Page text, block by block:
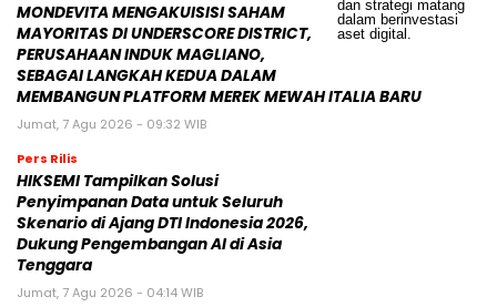
MONDEVITA MENGAKUISISI SAHAM
MAYORITAS DI UNDERSCORE DISTRICT,
PERUSAHAAN INDUK MAGLIANO,
SEBAGAI LANGKAH KEDUA DALAM
MEMBANGUN PLATFORM MEREK MEWAH ITALIA BARU
Jumat, 7 Agu 2026 - 09:32 WIB
Pers Rilis
HIKSEMI Tampilkan Solusi
Penyimpanan Data untuk Seluruh
Skenario di Ajang DTI Indonesia 2026,
Dukung Pengembangan AI di Asia
Tenggara
Jumat, 7 Agu 2026 - 04:14 WIB